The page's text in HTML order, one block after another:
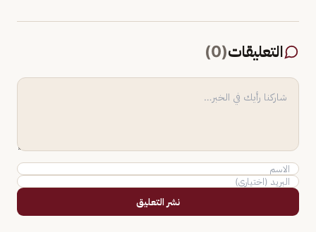
التعليقات(
0
)
نشر التعليق